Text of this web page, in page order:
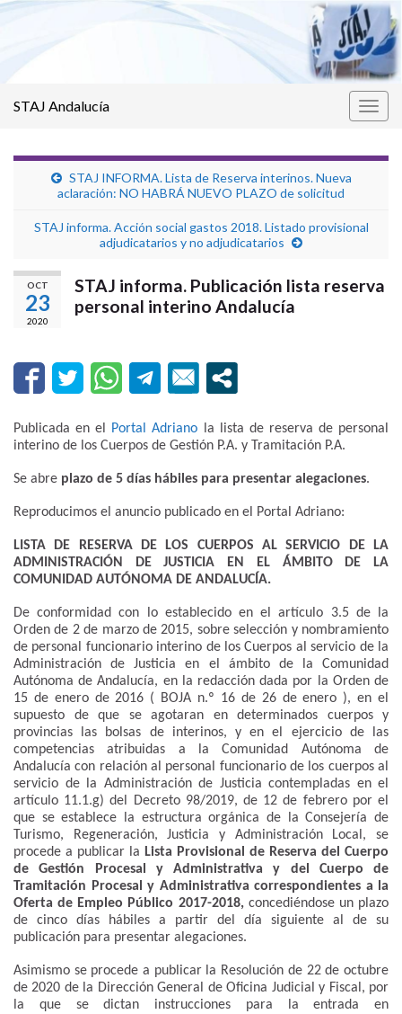
STAJ Andalucía
STAJ INFORMA. Lista de Reserva interinos. Nueva
aclaración: NO HABRÁ NUEVO PLAZO de solicitud
STAJ informa. Acción social gastos 2018. Listado provisional
adjudicatarios y no adjudicatarios
OCT
23
2020
STAJ informa. Publicación lista reserva
personal interino Andalucía
Publicada en el Portal Adriano la lista de reserva de personal
interino de los Cuerpos de Gestión P.A. y Tramitación P.A.
Se abre plazo de 5 días hábiles para presentar alegaciones.
Reproducimos el anuncio publicado en el Portal Adriano:
LISTA DE RESERVA DE LOS CUERPOS AL SERVICIO DE LA
ADMINISTRACIÓN DE JUSTICIA EN EL ÁMBITO DE LA
COMUNIDAD AUTÓNOMA DE ANDALUCÍA.
De conformidad con lo establecido en el artículo 3.5 de la
Orden de 2 de marzo de 2015, sobre selección y nombramiento
de personal funcionario interino de los Cuerpos al servicio de la
Administración de Justicia en el ámbito de la Comunidad
Autónoma de Andalucía, en la redacción dada por la Orden de
15 de enero de 2016 ( BOJA n.º 16 de 26 de enero ), en el
supuesto de que se agotaran en determinados cuerpos y
provincias las bolsas de interinos, y en el ejercicio de las
competencias atribuidas a la Comunidad Autónoma de
Andalucía con relación al personal funcionario de los cuerpos al
servicio de la Administración de Justicia contempladas en el
artículo 11.1.g) del Decreto 98/2019, de 12 de febrero por el
que se establece la estructura orgánica de la Consejería de
Turismo, Regeneración, Justicia y Administración Local, se
procede a publicar la Lista Provisional de Reserva del Cuerpo
de Gestión Procesal y Administrativa y del Cuerpo de
Tramitación Procesal y Administrativa correspondientes a la
Oferta de Empleo Público 2017-2018,concediéndose un plazo
de cinco días hábiles a partir del día siguiente al de su
publicación para presentar alegaciones.
Asimismo se procede a publicar la Resolución de 22 de octubre
de 2020 de la Dirección General de Oficina Judicial y Fiscal, por
la que se dictan instrucciones para la entrada en